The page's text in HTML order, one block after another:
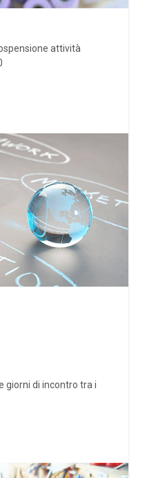
attività
giorni di incontro tra i